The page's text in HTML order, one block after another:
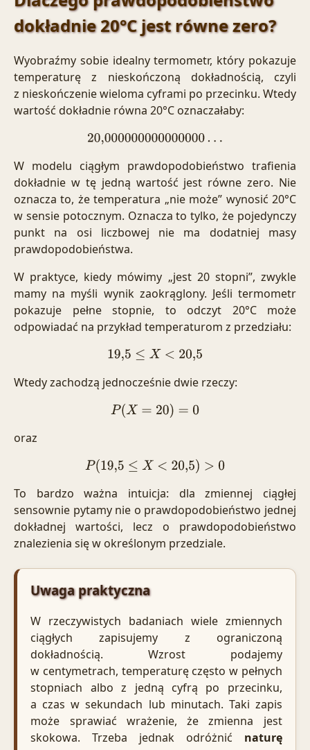
dokładnie 20°C jest równe zero?
Wyobraźmy sobie idealny termometr, który pokazuje
temperaturę z nieskończoną dokładnością, czyli
z nieskończenie wieloma cyframi po przecinku. Wtedy
wartość dokładnie równa 20°C oznaczałaby:
20,000000000000000…
W modelu ciągłym prawdopodobieństwo trafienia
dokładnie w tę jedną wartość jest równe zero. Nie
oznacza to, że temperatura „nie może” wynosić 20°C
w sensie potocznym. Oznacza to tylko, że pojedynczy
punkt na osi liczbowej nie ma dodatniej masy
prawdopodobieństwa.
W praktyce, kiedy mówimy „jest 20 stopni”, zwykle
mamy na myśli wynik zaokrąglony. Jeśli termometr
pokazuje pełne stopnie, to odczyt 20°C może
odpowiadać na przykład temperaturom z przedziału:
19,5 ≤X< 20 ,5
Wtedy zachodzą jednocześnie dwie rzeczy:
P( X= 20)= 0
oraz
P(19,5≤X <20,5)>0
To bardzo ważna intuicja: dla zmiennej ciągłej
sensownie pytamy nie o prawdopodobieństwo jednej
dokładnej wartości, lecz o prawdopodobieństwo
znalezienia się w określonym przedziale.
Uwaga praktyczna
W rzeczywistych badaniach wiele zmiennych
ciągłych zapisujemy z ograniczoną
dokładnością. Wzrost podajemy
w centymetrach, temperaturę często w pełnych
stopniach albo z jedną cyfrą po przecinku,
a czas w sekundach lub minutach. Taki zapis
może sprawiać wrażenie, że zmienna jest
skokowa. Trzeba jednak odróżnić naturę